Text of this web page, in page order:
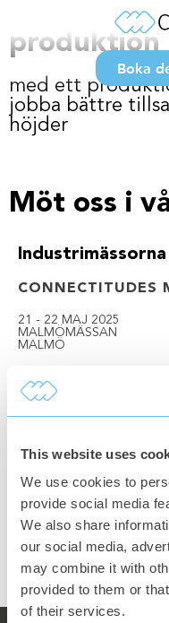
This website uses
We use cookies to
provide social media
We also share
our social media,
may combine it with
provided to them or
of their services.
Boka
produktion
med ett
jobba bättre
höjder
Möt oss i
CONNECTITUDES
21 - 22 MAJ 2025
MALMÖMÄSSAN
MALMÖ
Hämta din
Boka en
Vi är experter på industriell
datadriven och hjälper dig